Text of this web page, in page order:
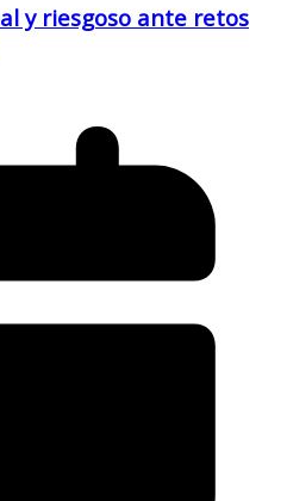
y riesgoso ante retos